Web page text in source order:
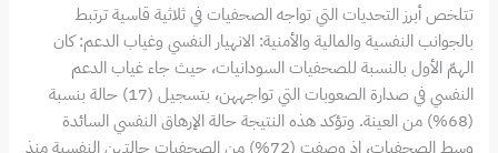
تتلخص أبرز التحديات التي تواجه الصحفيات في ثلاثية قاسية ترتبط
بالجوانب النفسية والمالية والأمنية: الانهيار النفسي وغياب الدعم: كان
الهمّ الأول بالنسبة للصحفيات السودانيات، حيث جاء غياب الدعم
النفسي في صدارة الصعوبات التي تواجههن، بتسجيل (17) حالة بنسبة
(68%) من العينة. وتؤكد هذه النتيجة حالة الإرهاق النفسي السائدة
وسط الصحفيات، إذ وصفت (72%) من الصحفيات حالتهن النفسية منذ